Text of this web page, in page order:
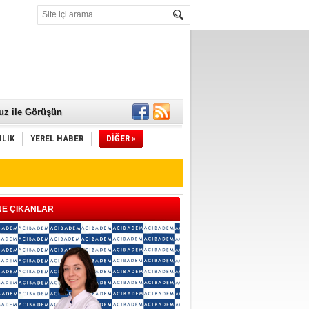
ile Görüşün
YEREL HABER DİĞER »
ÇIKANLAR